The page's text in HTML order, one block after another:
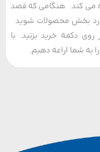
هنگامی که قصد
محصولات شوید
خرید بزنید. با
اراعه دهیم.